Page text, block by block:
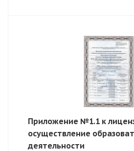
Приложение №1.1 к
осуществление
деятельности